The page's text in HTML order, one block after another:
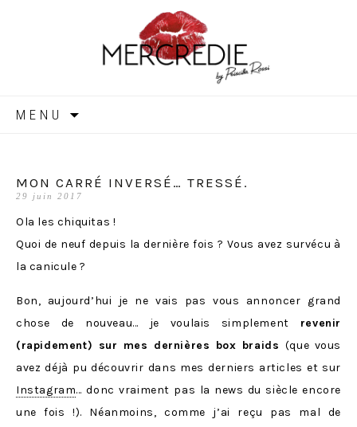
MERCREDIE
MENU
MON CARRÉ INVERSÉ… TRESSÉ.
29 juin 2017
Ola les chiquitas !
Quoi de neuf depuis la dernière fois ? Vous avez survécu à
la canicule ?
Bon, aujourd’hui je ne vais pas vous annoncer grand
chose de nouveau… je voulais simplement revenir
(rapidement) sur mes dernières box braids (que vous
avez déjà pu découvrir dans mes derniers articles et sur
Instagram… donc vraiment pas la news du siècle encore
une fois !). Néanmoins, comme j’ai reçu pas mal de